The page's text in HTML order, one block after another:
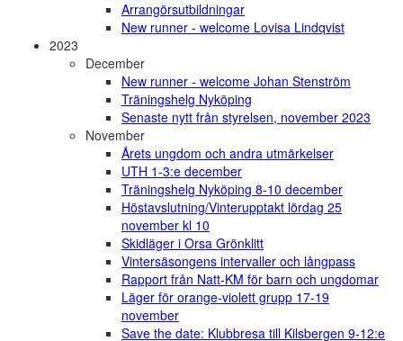
Arrangörsutbildningar
New runner - welcome Lovisa Lindqvist
2023
December
New runner - welcome Johan Stenström
Träningshelg Nyköping
Senaste nytt från styrelsen, november 2023
November
Årets ungdom och andra utmärkelser
UTH 1-3:e december
Träningshelg Nyköping 8-10 december
Höstavslutning/Vinterupptakt lördag 25
november kl 10
Skidläger i Orsa Grönklitt
Vintersäsongens intervaller och långpass
Rapport från Natt-KM för barn och ungdomar
Läger för orange-violett grupp 17-19
november
Save the date: Klubbresa till Kilsbergen 9-12:e